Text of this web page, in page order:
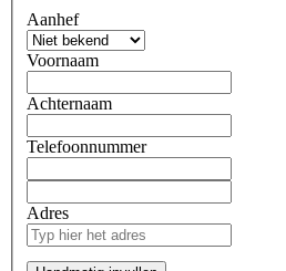
Aanhef
Voornaam
Achternaam
Telefoonnummer
Adres